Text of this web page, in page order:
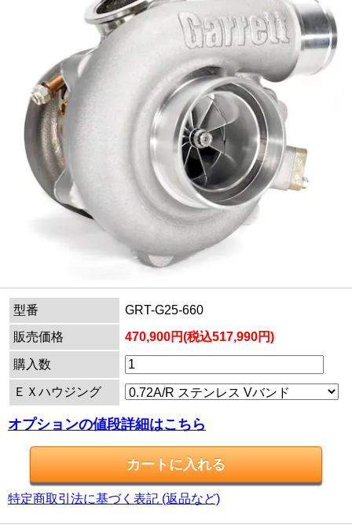
型番
GRT-G25-660
販売価格
470,900円(税込517,990円)
購入数
ＥＸハウジング
オプションの値段詳細はこちら
特定商取引法に基づく表記 (返品など)